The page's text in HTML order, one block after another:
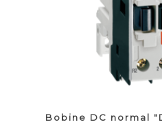
Bobine DC normal